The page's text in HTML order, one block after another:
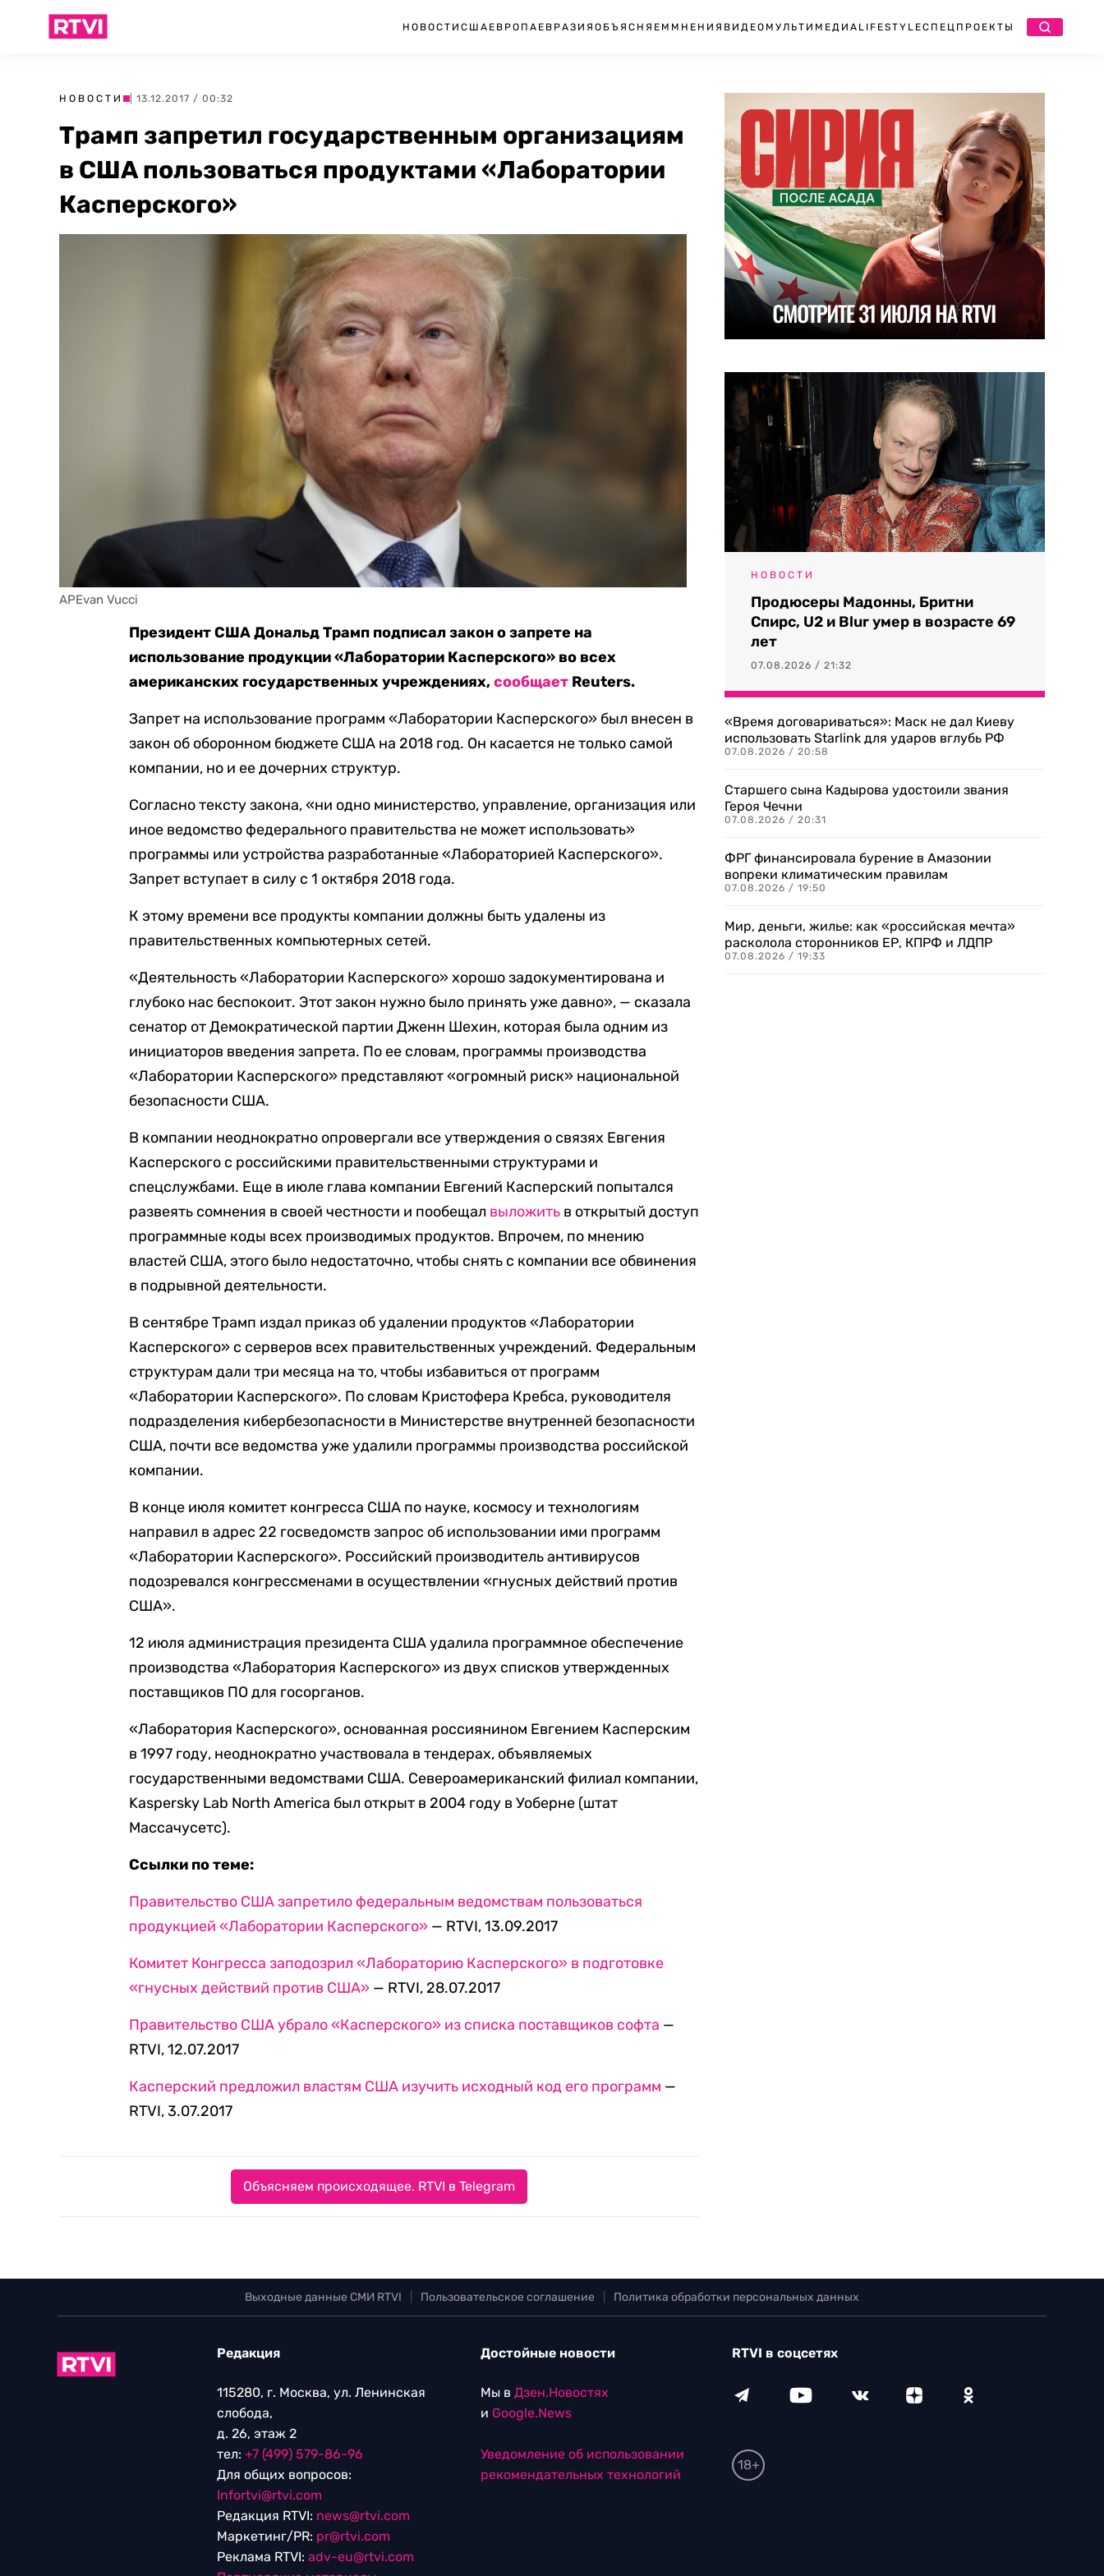
НОВОСТИ США ЕВРОПА ЕВРАЗИЯ ОБЪЯСНЯЕМ МНЕНИЯ ВИДЕО МУЛЬТИМЕДИА LIFESTYLEСПЕЦПРОЕКТЫ
НОВОСТИ | 13.12.2017 / 00:32
Трамп запретил государственным организациям
в США пользоваться продуктами «Лаборатории
Касперского»
APEvan Vucci
Президент США Дональд Трамп подписал закон о запрете на
использование продукции «Лаборатории Касперского» во всех
американских государственных учреждениях,сообщает Reuters.
Запрет на использование программ «Лаборатории Касперского» был внесен в
закон об оборонном бюджете США на 2018 год. Он касается не только самой
компании, но и ее дочерних структур.
Согласно тексту закона, «ни одно министерство, управление, организация или
иное ведомство федерального правительства не может использовать»
программы или устройства разработанные «Лабораторией Касперского».
Запрет вступает в силу с 1 октября 2018 года.
К этому времени все продукты компании должны быть удалены из
правительственных компьютерных сетей.
«Деятельность «Лаборатории Касперского» хорошо задокументирована и
глубоко нас беспокоит. Этот закон нужно было принять уже давно», — сказала
сенатор от Демократической партии Дженн Шехин, которая была одним из
инициаторов введения запрета. По ее словам, программы производства
«Лаборатории Касперского» представляют «огромный риск» национальной
безопасности США.
В компании неоднократно опровергали все утверждения о связях Евгения
Касперского с российскими правительственными структурами и
спецслужбами. Еще в июле глава компании Евгений Касперский попытался
развеять сомнения в своей честности и пообещал выложить в открытый доступ
программные коды всех производимых продуктов. Впрочем, по мнению
властей США, этого было недостаточно, чтобы снять с компании все обвинения
в подрывной деятельности.
В сентябре Трамп издал приказ об удалении продуктов «Лаборатории
Касперского» с серверов всех правительственных учреждений. Федеральным
структурам дали три месяца на то, чтобы избавиться от программ
«Лаборатории Касперского». По словам Кристофера Кребса, руководителя
подразделения кибербезопасности в Министерстве внутренней безопасности
США, почти все ведомства уже удалили программы производства российской
компании.
В конце июля комитет конгресса США по науке, космосу и технологиям
направил в адрес 22 госведомств запрос об использовании ими программ
«Лаборатории Касперского». Российский производитель антивирусов
подозревался конгрессменами в осуществлении «гнусных действий против
США».
12 июля администрация президента США удалила программное обеспечение
производства «Лаборатория Касперского» из двух списков утвержденных
поставщиков ПО для госорганов.
«Лаборатория Касперского», основанная россиянином Евгением Касперским
в 1997 году, неоднократно участвовала в тендерах, объявляемых
государственными ведомствами США. Североамериканский филиал компании,
Kaspersky Lab North America был открыт в 2004 году в Уоберне (штат
Массачусетс).
Ссылки по теме:
Правительство США запретило федеральным ведомствам пользоваться
продукцией «Лаборатории Касперского» — RTVI, 13.09.2017
Комитет Конгресса заподозрил «Лабораторию Касперского» в подготовке
«гнусных действий против США» — RTVI, 28.07.2017
Правительство США убрало «Касперского» из списка поставщиков софта —
RTVI, 12.07.2017
Касперский предложил властям США изучить исходный код его программ —
RTVI, 3.07.2017
Объясняем происходящее. RTVI в Telegram
НОВОСТИ
Продюсеры Мадонны, Бритни
Спирс, U2 и Blur умер в возрасте 69
лет
07.08.2026 / 21:32
«Время договариваться»: Маск не дал Киеву
использовать Starlink для ударов вглубь РФ
07.08.2026 / 20:58
Старшего сына Кадырова удостоили звания
Героя Чечни
07.08.2026 / 20:31
ФРГ финансировала бурение в Амазонии
вопреки климатическим правилам
07.08.2026 / 19:50
Мир, деньги, жилье: как «российская мечта»
расколола сторонников ЕР, КПРФ и ЛДПР
07.08.2026 / 19:33
Выходные данные СМИ RTVI Пользовательское соглашение Политика обработки персональных данных
Редакция
115280, г. Москва, ул. Ленинская
слобода,
д. 26, этаж 2
тел: +7 (499) 579-86-96
Для общих вопросов:
Infortvi@rtvi.com
Редакция RTVI: news@rtvi.com
Маркетинг/PR: pr@rtvi.com
Реклама RTVI: adv-eu@rtvi.com
Достойные новости
Мы в Дзен.Новостях
и Google.News
Уведомление об использовании
рекомендательных технологий
RTVI в соцсетях
18+